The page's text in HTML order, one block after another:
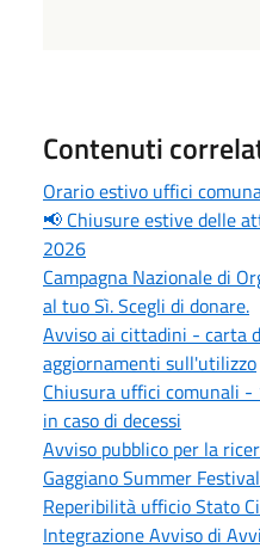
Contenuti
Orario estivo uffici
📢 Chiusure estive delle
2026
Campagna Nazionale di
al tuo Sì. Scegli di donare.
Avviso ai cittadini - carta
aggiornamenti sull'utilizzo
Chiusura uffici comunali
in caso di decessi
Avviso pubblico per la
Gaggiano Summer
Reperibilità ufficio Stato
Integrazione Avviso di